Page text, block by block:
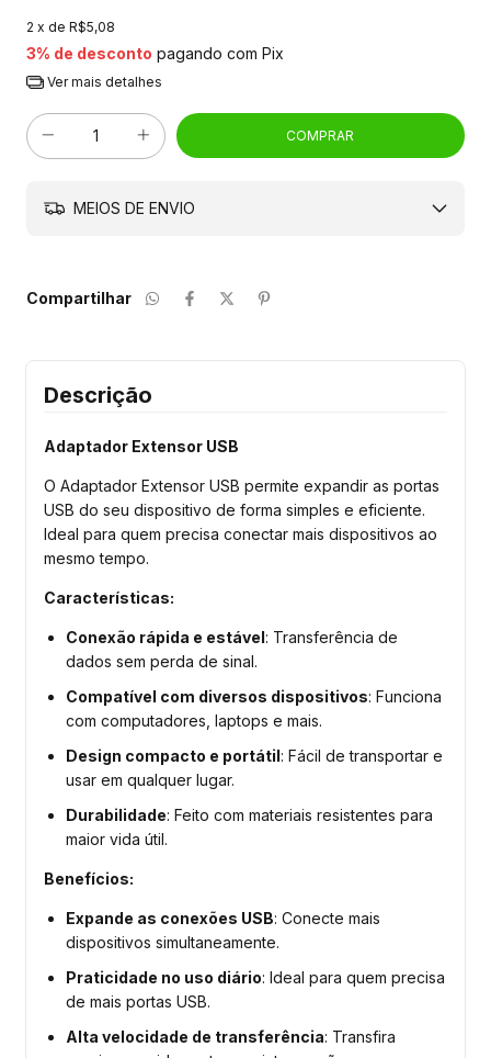
2 x de R$5,08
3% de desconto pagando com Pix
Ver mais detalhes
MEIOS DE ENVIO
Compartilhar
Descrição
Adaptador Extensor USB
O Adaptador Extensor USB permite expandir as portas
USB do seu dispositivo de forma simples e eficiente.
Ideal para quem precisa conectar mais dispositivos ao
mesmo tempo.
Características:
Conexão rápida e estável: Transferência de
dados sem perda de sinal.
Compatível com diversos dispositivos: Funciona
com computadores, laptops e mais.
Design compacto e portátil: Fácil de transportar e
usar em qualquer lugar.
Durabilidade: Feito com materiais resistentes para
maior vida útil.
Benefícios:
Expande as conexões USB: Conecte mais
dispositivos simultaneamente.
Praticidade no uso diário: Ideal para quem precisa
de mais portas USB.
Alta velocidade de transferência: Transfira